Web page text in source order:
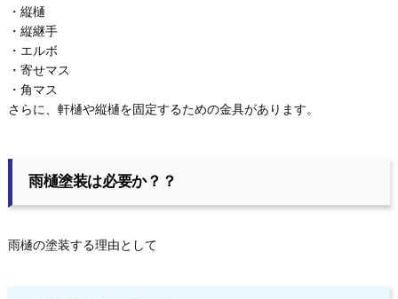
・縦樋
・縦継手
・エルボ
・寄せマス
・角マス
さらに、軒樋や縦樋を固定するための金具があります。
雨樋塗装は必要か？？
雨樋の塗装する理由として